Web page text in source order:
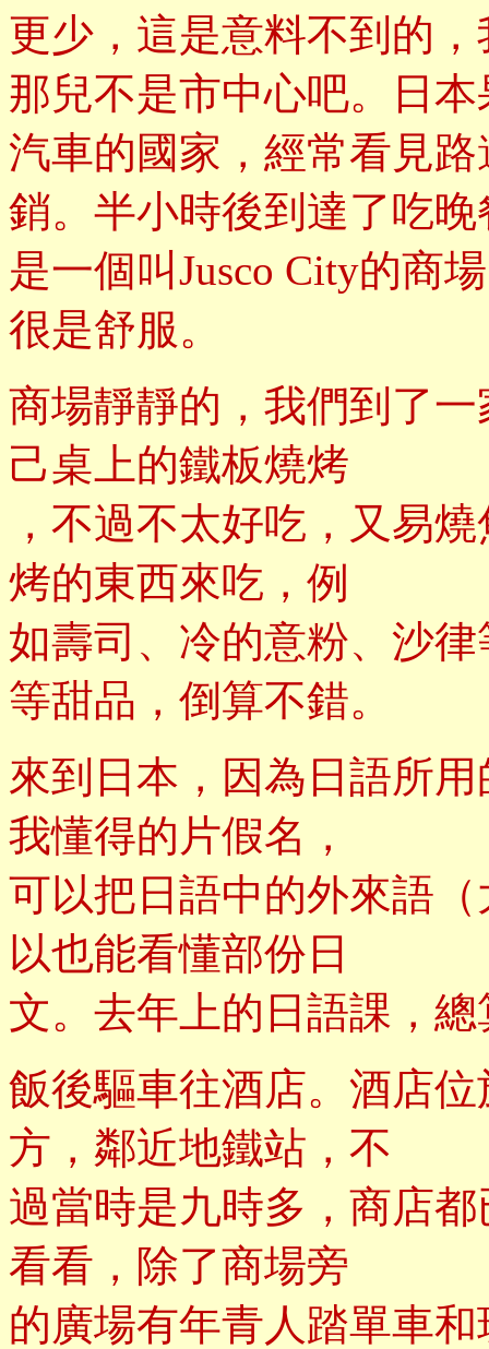
更少，這是意料不到的
那兒不是市中心吧。日
汽車的國家，經常看見
銷。半小時後到達了吃
是一個叫Jusco City的商
很是舒服。
商場靜靜的，我們到了
己桌上的鐵板燒烤
，不過不太好吃，又易
烤的東西來吃，例
如壽司、冷的意粉、沙
等甜品，倒算不錯。
來到日本，因為日語所
我懂得的片假名，
可以把日語中的外來語
以也能看懂部份日
文。去年上的日語課，
飯後驅車往酒店。酒店
方，鄰近地鐵站，不
過當時是九時多，商店
看看，除了商場旁
的廣場有年青人踏單車